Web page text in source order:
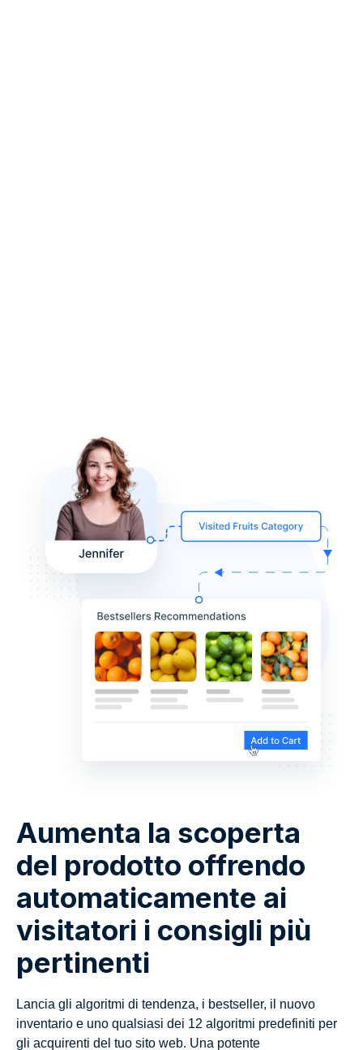
Aumenta la scoperta
del prodotto offrendo
automaticamente ai
visitatori i consigli più
pertinenti
Lancia gli algoritmi di tendenza, i bestseller, il nuovo
inventario e uno qualsiasi dei 12 algoritmi predefiniti per
gli acquirenti del tuo sito web. Una potente